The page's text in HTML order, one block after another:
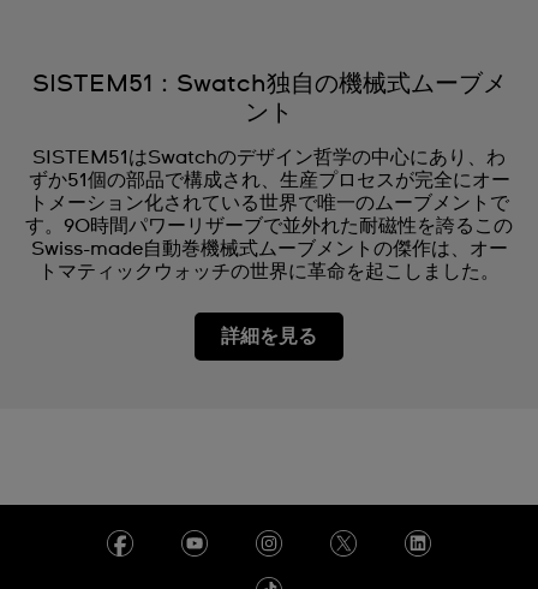
SISTEM51：Swatch独自の機械式ムーブメ
ント
SISTEM51はSwatchのデザイン哲学の中心にあり、わ
ずか51個の部品で構成され、生産プロセスが完全にオー
トメーション化されている世界で唯一のムーブメントで
す。90時間パワーリザーブで並外れた耐磁性を誇るこの
Swiss-made自動巻機械式ムーブメントの傑作は、オー
トマティックウォッチの世界に革命を起こしました。
詳細を見る